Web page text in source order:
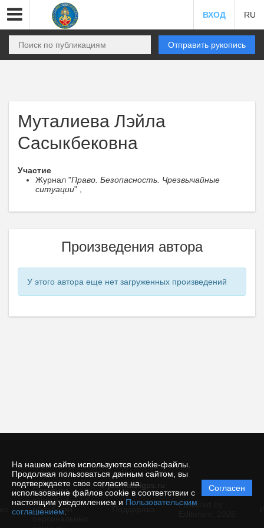
На нашем сайте используются cookie-файлы.
Продолжая пользоваться данным сайтом, вы
подтверждаете свое согласие на
использование файлов cookie в соответствии с
настоящим уведомлением и Пользовательским
соглашением
Согласен
ВХОД RU
Отправить рукопись
Муталиева Лэйла
Сасыкбековна
Участие
Журнал "Право. Безопасность. Чрезвычайные
ситуации" ,
Произведения автора
У этого автора еще нет загруженных произведений
© journals.igps.ru
Политика
защиты и
обработки
Powered by